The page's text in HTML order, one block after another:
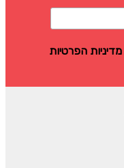
מדיניות הפרטיות